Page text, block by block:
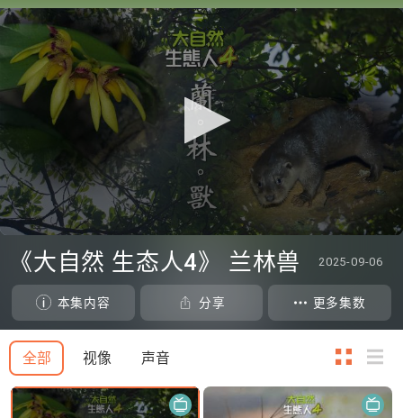
seconds
seconds
《大自然 生态人4》 兰林兽 2025-09-06
本集内容 分享 更多集数
全部 视像 声音